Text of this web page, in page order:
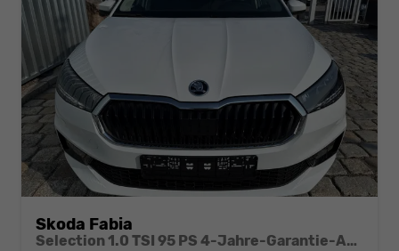
Skoda Fabia
Selection 1.0 TSI 95 PS 4-Jahre-Garantie-AppleCarPlay-AndroidAuto-LED-PDC-Sitzheizung-DAB-Klima